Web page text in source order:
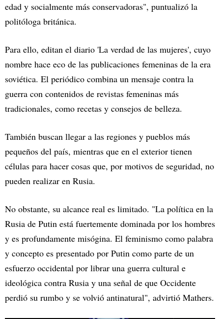
edad y socialmente más conservadoras", puntualizó la
politóloga británica.
Para ello, editan el diario 'La verdad de las mujeres', cuyo
nombre hace eco de las publicaciones femeninas de la era
soviética. El periódico combina un mensaje contra la
guerra con contenidos de revistas femeninas más
tradicionales, como recetas y consejos de belleza.
También buscan llegar a las regiones y pueblos más
pequeños del país, mientras que en el exterior tienen
células para hacer cosas que, por motivos de seguridad, no
pueden realizar en Rusia.
No obstante, su alcance real es limitado. "La política en la
Rusia de Putin está fuertemente dominada por los hombres
y es profundamente misógina. El feminismo como palabra
y concepto es presentado por Putin como parte de un
esfuerzo occidental por librar una guerra cultural e
ideológica contra Rusia y una señal de que Occidente
perdió su rumbo y se volvió antinatural", advirtió Mathers.